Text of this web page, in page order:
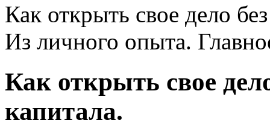
Как открыть свое дело
Из личного опыта.
Как открыть свое
капитала.